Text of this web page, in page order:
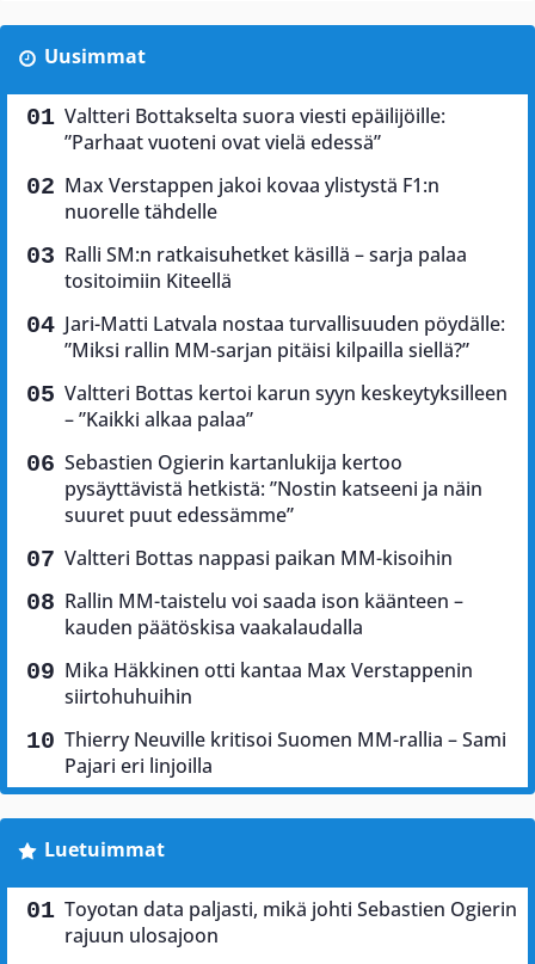
Uusimmat
Valtteri Bottakselta suora viesti epäilijöille:
”Parhaat vuoteni ovat vielä edessä”
Max Verstappen jakoi kovaa ylistystä F1:n
nuorelle tähdelle
Ralli SM:n ratkaisuhetket käsillä – sarja palaa
tositoimiin Kiteellä
Jari-Matti Latvala nostaa turvallisuuden pöydälle:
”Miksi rallin MM-sarjan pitäisi kilpailla siellä?”
Valtteri Bottas kertoi karun syyn keskeytyksilleen
– ”Kaikki alkaa palaa”
Sebastien Ogierin kartanlukija kertoo
pysäyttävistä hetkistä: ”Nostin katseeni ja näin
suuret puut edessämme”
Valtteri Bottas nappasi paikan MM-kisoihin
Rallin MM-taistelu voi saada ison käänteen –
kauden päätöskisa vaakalaudalla
Mika Häkkinen otti kantaa Max Verstappenin
siirtohuhuihin
Thierry Neuville kritisoi Suomen MM-rallia – Sami
Pajari eri linjoilla
Luetuimmat
Toyotan data paljasti, mikä johti Sebastien Ogierin
rajuun ulosajoon